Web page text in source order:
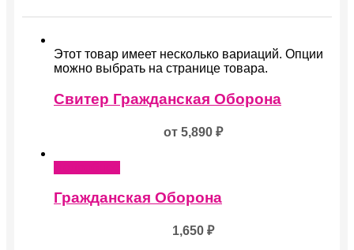
Этот товар имеет несколько вариаций. Опции
можно выбрать на странице товара.
Свитер Гражданская Оборона
от 5,890 ₽
Гражданская Оборона
1,650 ₽